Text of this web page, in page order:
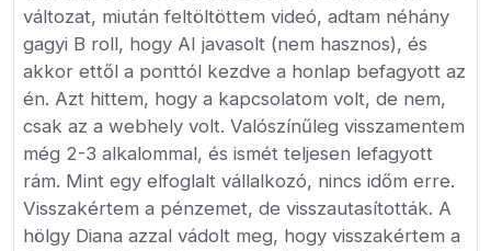
változat, miután feltöltöttem videó, adtam néhány
gagyi B roll, hogy AI javasolt (nem hasznos), és
akkor ettől a ponttól kezdve a honlap befagyott az
én. Azt hittem, hogy a kapcsolatom volt, de nem,
csak az a webhely volt. Valószínűleg visszamentem
még 2-3 alkalommal, és ismét teljesen lefagyott
rám. Mint egy elfoglalt vállalkozó, nincs időm erre.
Visszakértem a pénzemet, de visszautasították. A
hölgy Diana azzal vádolt meg, hogy visszakértem a